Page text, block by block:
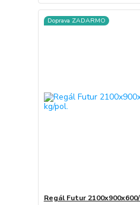
Doprava ZADARMO
Regál Futur